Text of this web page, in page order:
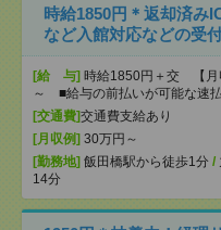
時給1850円＊返却済み
など入館対応などの受
[給 与] 時給1850円＋交 【月
～ ■給与の前払いが可能な速
[交通費]交通費支給あり
[月収例] 30万円～
[勤務地] 飯田橋駅から徒歩1分 /
14分